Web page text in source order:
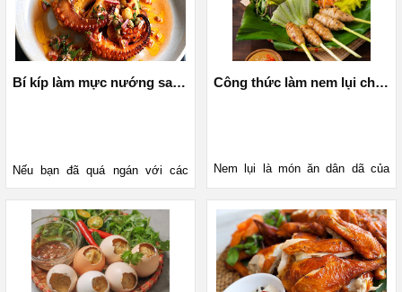
cách nướng khoai lang bằng nồi
chiên không dầu hay chưa? Hãy
đọc bài viết dưới đây của
MediaMart để được hướng dẫn
chi tiết.
làm món ăn này bằng nồi chiên
không dầu cũng rất đơn giản mà
vẫn đảm bảo chuẩn vị nhà hàng.
Bài viết dưới đây của MediaMart
sẽ hướng dẫn bạn chi tiết cách
Bí kíp làm mực nướng sa tế đậm vị chuẩn nhà hàng bằng nồi chiên không dầu
Nếu bạn đã quá ngán với các
món ăn thường ngày thì có thể
thay đổi thực đơn của gia đình
bằng món mực nướng sa tế. Vậy
bạn đã biết cách làm món ăn này
bằng nồi chiên không dầu hay
chưa? Hãy đọc ngay bài viết
Công thức làm nem lụi chuẩn vị ngon như ngoài hàng cực đơn giản
Nem lụi là món ăn dân dã của
miền Trung như Huế, Đà Nẵng...
Và nem lụi cũng là món ăn được
nhiều người yêu thích bởi hương
vị đặc biệt hấp dẫn. Hãy cùng
Vào bếp với Mediamart để học
cách làm nem lụi chuẩn vị ngon